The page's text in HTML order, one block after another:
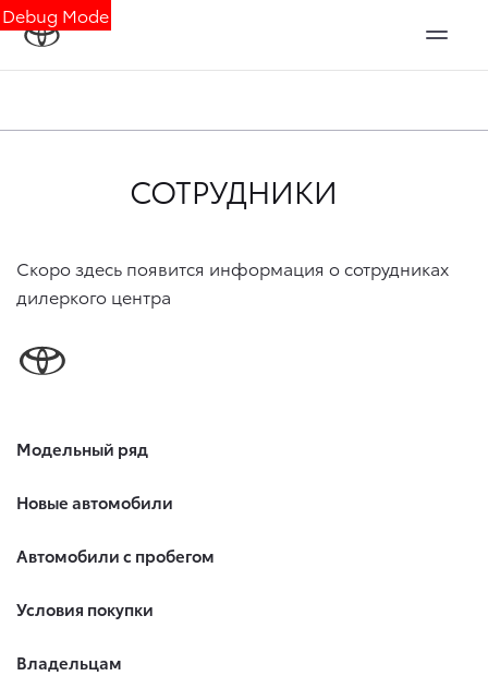
Debug Mode
СОТРУДНИКИ
Скоро здесь появится информация о сотрудниках
дилеркого центра
Модельный ряд
Новые автомобили
Автомобили с пробегом
Условия покупки
Владельцам